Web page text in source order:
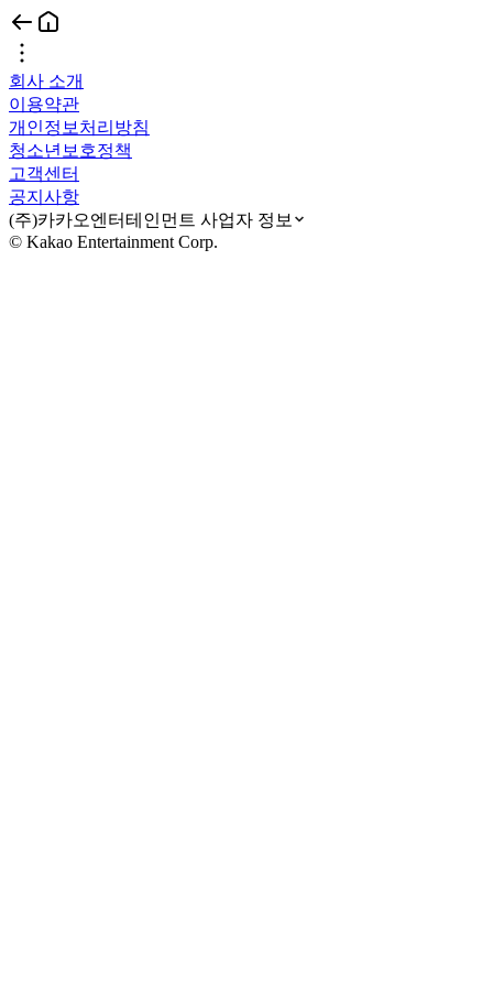
회사 소개
이용약관
개인정보처리방침
청소년보호정책
고객센터
공지사항
(주)카카오엔터테인먼트 사업자 정보
© Kakao Entertainment Corp.